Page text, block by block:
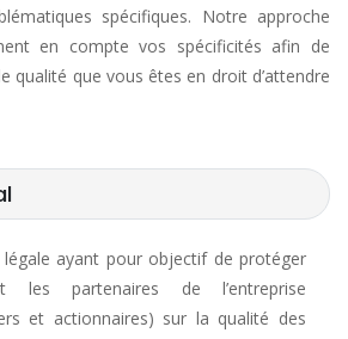
spécifiques. Notre approche
en compte vos spécificités afin de
qualité que vous êtes en droit d’attendre
légale ayant pour objectif de protéger
les partenaires de l’entreprise
et actionnaires) sur la qualité des